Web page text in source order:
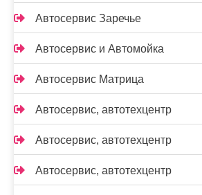
Автосервис Заречье
Автосервис и Автомойка
Автосервис Матрица
Автосервис, автотехцентр
Автосервис, автотехцентр
Автосервис, автотехцентр